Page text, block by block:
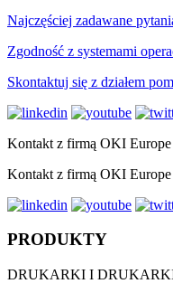
Najczęściej zadawane
Zgodność z systemami
Skontaktuj się z działem
Kontakt z firmą OKI Europe
Kontakt z firmą OKI Europe
PRODUKTY
DRUKARKI I